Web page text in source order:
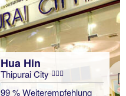
Hua Hin
Thipurai City
99 % Weiterempfehlung
Hua Hin